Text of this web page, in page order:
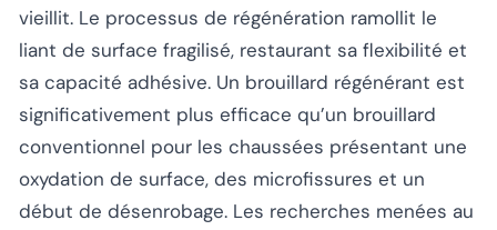
vieillit. Le processus de régénération ramollit le
liant de surface fragilisé, restaurant sa flexibilité et
sa capacité adhésive. Un brouillard régénérant est
significativement plus efficace qu’un brouillard
conventionnel pour les chaussées présentant une
oxydation de surface, des microfissures et un
début de désenrobage. Les recherches menées au